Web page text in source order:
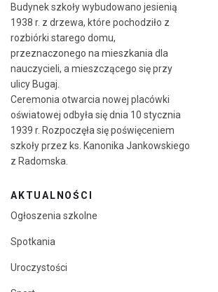
Budynek szkoły wybudowano jesienią
1938 r. z drzewa, które pochodziło z
rozbiórki starego domu,
przeznaczonego na mieszkania dla
nauczycieli, a mieszczącego się przy
ulicy Bugaj.
Ceremonia otwarcia nowej placówki
oświatowej odbyła się dnia 10 stycznia
1939 r. Rozpoczęła się poświęceniem
szkoły przez ks. Kanonika Jankowskiego
z Radomska.
AKTUALNOŚCI
Ogłoszenia szkolne
Spotkania
Uroczystości